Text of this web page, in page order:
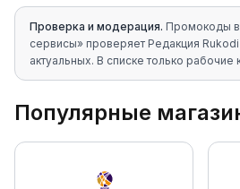
Проверка и модерация. Промокоды в
сервисы» проверяет Редакция
актуальных. В списке только рабочие
Популярные